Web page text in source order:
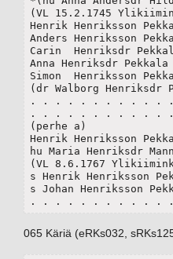
(VL 15.2.1745
Henrik Henriksson
Anders Henriksson
Carin  Henriksdr
Anna Henriksdr
Simon  Henriksson
(dr Walborg
. . . . . . . . . . .
. . . . . . . . . . .
(perhe a)
Henrik Henriksson
hu Maria Henriksdr
(VL 8.6.1767
s Henrik Henriksson
s Johan Henriksson
. . . . . . . . . . .
065 Käriä (eRKs032,